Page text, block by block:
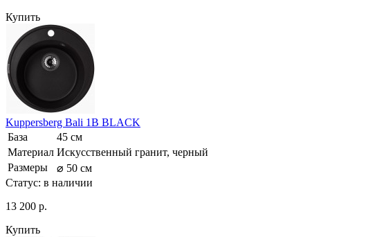
Купить
Kuppersberg Bali 1B BLACK
База
45 см
Материал Искусственный гранит, черный
Размеры
⌀ 50 см
Статус: в наличии
13 200 р.
Купить